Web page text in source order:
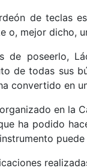
de teclas
o, mejor dicho,
de poseerlo,
de todas sus
convertido en
en la
ha podido
puede